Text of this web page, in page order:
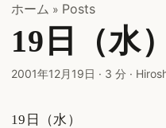
ホーム » Posts
19日（水）
2001年12月19日 · 3 分 ·
19日（水）